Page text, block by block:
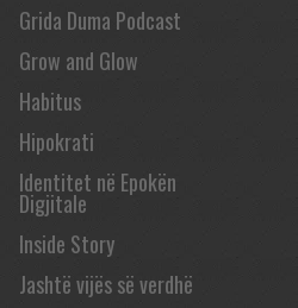
Grida Duma Podcast
Grow and Glow
Habitus
Hipokrati
Identitet në Epokën
Digjitale
Inside Story
Jashtë vijës së verdhë